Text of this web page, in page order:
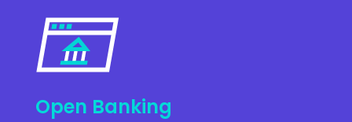
Open Banking